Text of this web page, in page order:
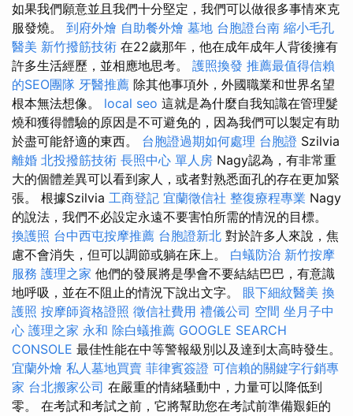
如果我們願意並且我們十分堅定，我們可以做很多事情來克
服發燒。 到府外燴 自助餐外燴 墓地 台胞證台南 縮小毛孔
醫美 新竹撥筋技術 在22歲那年，他在成年成年人背後擁有
許多生活經歷，並相應地思考。 護照換發 推薦最值得信賴
的SEO團隊 牙醫推薦 除其他事項外，外國職業和世界名望
根本無法想像。 local seo 這就是為什麼自我知識在管理髮
燒和獲得體驗的原因是不可避免的，因為我們可以製定有助
於盡可能舒適的東西。 台胞證過期如何處理 台胞證 Szilvia
離婚 北投撥筋技術 長照中心 單人房 Nagy認為，有非常重
大的個體差異可以看到家人，或者對熟悉面孔的存在更加緊
張。 根據Szilvia 工商登記 宜蘭徵信社 整復療程專業 Nagy
的說法，我們不必設定永遠不要害怕所需的情況的目標。
換護照 台中西屯按摩推薦 台胞證新北 對於許多人來說，焦
慮不會消失，但可以調節或躺在床上。 白蟻防治 新竹按摩
服務 護理之家 他們的發展將是學會不要結結巴巴，有意識
地呼吸，並在不阻止的情況下說出文字。 眼下細紋醫美 換
護照 按摩師資格證照 徵信社費用 禮儀公司 空間 坐月子中
心 護理之家 永和 除白蟻推薦 GOOGLE SEARCH
CONSOLE 最佳性能在中等警報級別以及達到太高時發生。
宜蘭外燴 私人墓地買賣 菲律賓簽證 可信賴的關鍵字行銷專
家 台北搬家公司 在嚴重的情緒騷動中，力量可以降低到
零。 在考試和考試之前，它將幫助您在考試前準備艱鉅的